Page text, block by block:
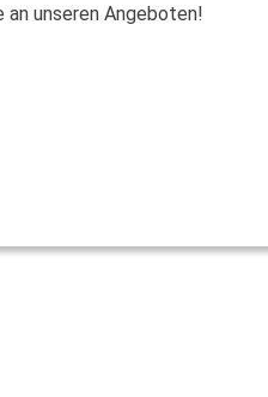
an unseren Angeboten!